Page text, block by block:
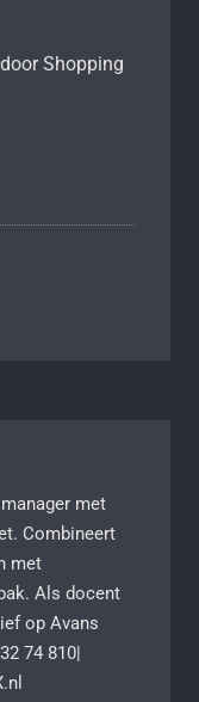
Shopping
met
Combineert
met
Als docent
op Avans
74 810|